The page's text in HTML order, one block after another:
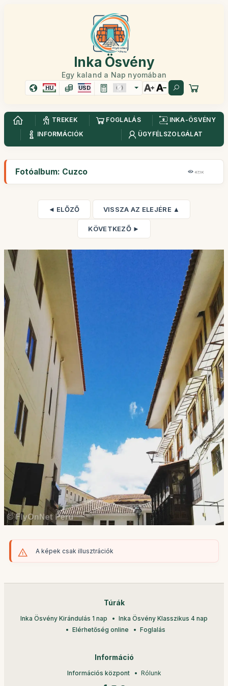
Inka Ösvény
Egy kaland a Nap nyomában
HU USD
TREKEK FOGLALÁS
INKA-ÖSVÉNY
INFORMÁCIÓK
ÜGYFÉLSZOLGÁLAT
Fotóalbum: Cuzco 47,1K
◄ ELŐZŐ VISSZA AZ ELEJÉRE ▲
KÖVETKEZŐ ►
A képek csak illusztrációk
Túrák
Inka Ösvény Kirándulás 1 nap
Inka Ösvény Klasszikus 4 nap
Elérhetőség online
Foglalás
Információ
Információs központ Rólunk